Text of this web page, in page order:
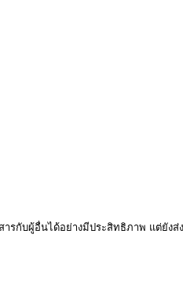
รกับผู้อื่นได้อย่างมีประสิทธิภาพ แต่ยังส่